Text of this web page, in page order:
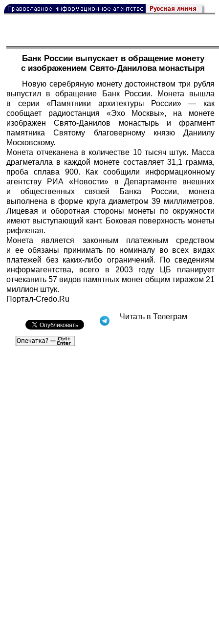
Банк России выпускает в обращение монету
с изображением Свято-Данилова монастыря
Новую серебряную монету достоинством три рубля
выпустил в обращение Банк России. Монета вышла
в серии «Памятники архитектуры России» — как
сообщает радиостанция «Эхо Москвы», на монете
изображен Свято-Данилов монастырь и фрагмент
памятника Святому благоверному князю Даниилу
Московскому.
Монета отчеканена в количестве 10 тысяч штук. Масса
драгметалла в каждой монете составляет 31,1 грамма,
проба сплава 900. Как сообщили информационному
агентству РИА «Новости» в Департаменте внешних
и общественных связей Банка России, монета
выполнена в форме круга диаметром 39 миллиметров.
Лицевая и оборотная стороны монеты по окружности
имеют выступающий кант. Боковая поверхность монеты
рифленая.
Монета является законным платежным средством
и ее обязаны принимать по номиналу во всех видах
платежей без каких-либо ограничений. По сведениям
информагентства, всего в 2003 году ЦБ планирует
отчеканить 57 видов памятных монет общим тиражом 21
миллион штук.
Портал-Credo.Ru
Читать в Телеграм